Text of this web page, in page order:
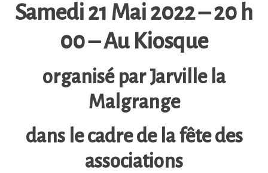
Samedi 21 Mai 2022 – 20 h
00 – Au Kiosque
organisé par Jarville la
Malgrange
dans le cadre de la fête des
associations